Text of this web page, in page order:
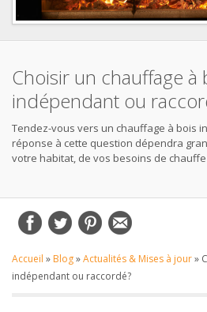
Choisir un chauffage à
indépendant ou
Tendez-vous vers un chauffage à bois
réponse à cette question dépendra
votre habitat, de vos besoins de
Accueil » Blog»Actualités & Mises à jour»
indépendant ou raccordé?